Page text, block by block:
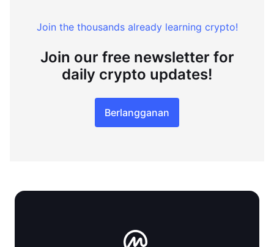
Join the thousands already learning crypto!
Join our free newsletter for
daily crypto updates!
Berlangganan